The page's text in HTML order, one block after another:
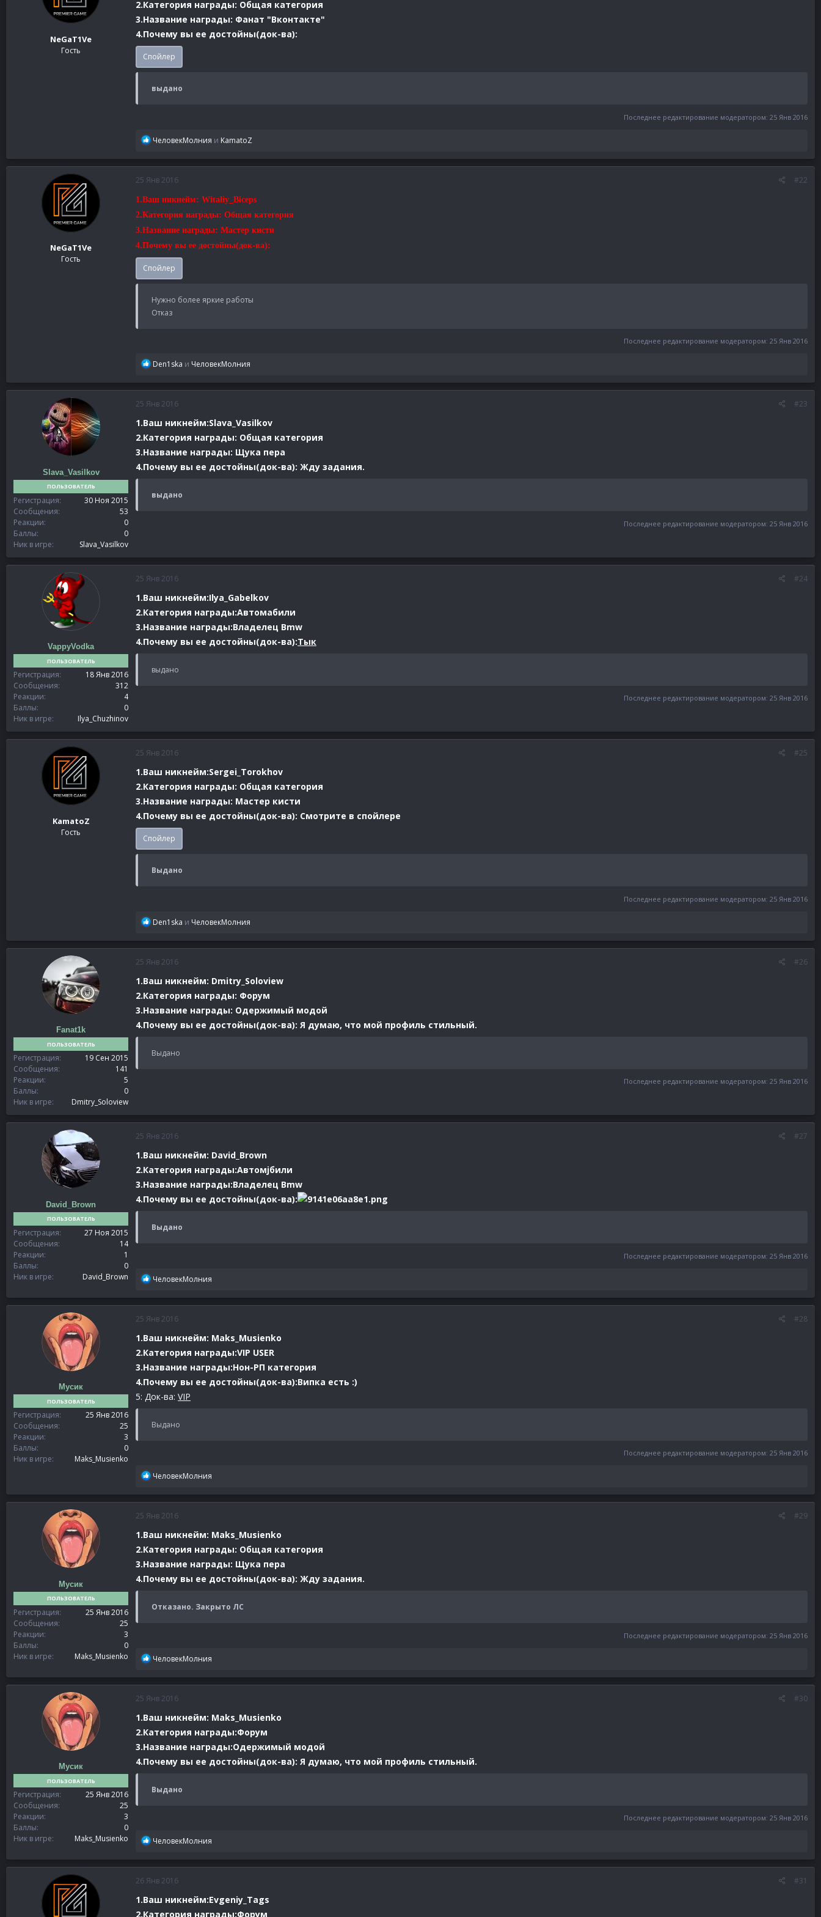
NeGaT1Ve
Гость
2.Категория награды: Общая категория
3.Название награды: Фанат "Вконтакте"
4.Почему вы ее достойны(док-ва):
Спойлер
выдано
Последнее редактирование модератором: 25 Янв 2016
Р
а
ц
и
:
ЧеловекМолния и KamatoZ
NeGaT1Ve
Гость
25 Янв 2016 #22
1.Ваш никнейм: Witaliy_Biceps
2.Категория награды: Общая категория
3.Название награды: Мастер кисти
4.Почему вы ее достойны(док-ва):
Спойлер
Нужно более яркие работы
Отказ
Последнее редактирование модератором: 25 Янв 2016
Р
а
ц
и
:
Den1ska и ЧеловекМолния
Slava_Vasilkov
ПОЛЬЗОВАТЕЛЬ
Регистрация
30 Ноя 2015
Сообщения
53
Реакции
0
Баллы
0
Ник в игре
Slava_Vasilkov
25 Янв 2016 #23
1.Ваш никнейм:Slava_Vasilkov
2.Категория награды: Общая категория
3.Название награды: Щука пера
4.Почему вы ее достойны(док-ва): Жду задания.
выдано
Последнее редактирование модератором: 25 Янв 2016
VappyVodka
ПОЛЬЗОВАТЕЛЬ
Регистрация
18 Янв 2016
Сообщения
312
Реакции
4
Баллы
0
Ник в игре
Ilya_Chuzhinov
25 Янв 2016 #24
1.Ваш никнейм:Ilya_Gabelkov
2.Категория награды:Автомабили
3.Название награды:Владелец Bmw
4.Почему вы ее достойны(док-ва):Тык
выдано
Последнее редактирование модератором: 25 Янв 2016
KamatoZ
Гость
25 Янв 2016 #25
1.Ваш никнейм:Sergei_Torokhov
2.Категория награды: Общая категория
3.Название награды: Мастер кисти
4.Почему вы ее достойны(док-ва): Смотрите в спойлере
Спойлер
Выдано
Последнее редактирование модератором: 25 Янв 2016
Р
а
ц
и
:
Den1ska и ЧеловекМолния
Fanat1k
ПОЛЬЗОВАТЕЛЬ
Регистрация
19 Сен 2015
Сообщения
141
Реакции
5
Баллы
0
Ник в игре
Dmitry_Soloview
25 Янв 2016 #26
1.Ваш никнейм: Dmitry_Soloview
2.Категория награды: Форум
3.Название награды: Одержимый модой
4.Почему вы ее достойны(док-ва): Я думаю, что мой профиль стильный.
Выдано
Последнее редактирование модератором: 25 Янв 2016
David_Brown
ПОЛЬЗОВАТЕЛЬ
Регистрация
27 Ноя 2015
Сообщения
14
Реакции
1
Баллы
0
Ник в игре
David_Brown
25 Янв 2016 #27
1.Ваш никнейм: David_Brown
2.Категория награды:Автомjбили
3.Название награды:Владелец Bmw
4.Почему вы ее достойны(док-ва):
Выдано
Последнее редактирование модератором: 25 Янв 2016
Р
а
ц
и
:
ЧеловекМолния
Мусик
ПОЛЬЗОВАТЕЛЬ
Регистрация
25 Янв 2016
Сообщения
25
Реакции
3
Баллы
0
Ник в игре
Maks_Musienko
25 Янв 2016 #28
1.Ваш никнейм: Maks_Musienko
2.Категория награды:VIP USER
3.Название награды:Нон-РП категория
4.Почему вы ее достойны(док-ва):Випка есть :)
5: Док-ва: VIP
Выдано
Последнее редактирование модератором: 25 Янв 2016
Р
а
ц
и
:
ЧеловекМолния
Мусик
ПОЛЬЗОВАТЕЛЬ
Регистрация
25 Янв 2016
Сообщения
25
Реакции
3
Баллы
0
Ник в игре
Maks_Musienko
25 Янв 2016 #29
1.Ваш никнейм: Maks_Musienko
2.Категория награды: Общая категория
3.Название награды: Щука пера
4.Почему вы ее достойны(док-ва): Жду задания.
Отказано. Закрыто ЛС
Последнее редактирование модератором: 25 Янв 2016
Р
а
ц
и
:
ЧеловекМолния
Мусик
ПОЛЬЗОВАТЕЛЬ
Регистрация
25 Янв 2016
Сообщения
25
Реакции
3
Баллы
0
Ник в игре
Maks_Musienko
25 Янв 2016 #30
1.Ваш никнейм: Maks_Musienko
2.Категория награды:Форум
3.Название награды:Одержимый модой
4.Почему вы ее достойны(док-ва): Я думаю, что мой профиль стильный.
Выдано
Последнее редактирование модератором: 25 Янв 2016
Р
а
ц
и
ЧеловекМолния
26 Янв 2016 #31
1.Ваш никнейм:Evgeniy_Tags
2.Категория награды:Форум